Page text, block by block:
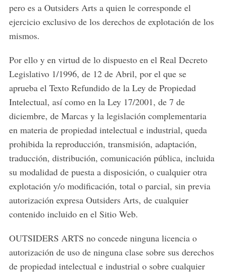
pero es a Outsiders Arts a quien le corresponde el
ejercicio exclusivo de los derechos de explotación de los
mismos.
Por ello y en virtud de lo dispuesto en el Real Decreto
Legislativo 1/1996, de 12 de Abril, por el que se
aprueba el Texto Refundido de la Ley de Propiedad
Intelectual, así como en la Ley 17/2001, de 7 de
diciembre, de Marcas y la legislación complementaria
en materia de propiedad intelectual e industrial, queda
prohibida la reproducción, transmisión, adaptación,
traducción, distribución, comunicación pública, incluida
su modalidad de puesta a disposición, o cualquier otra
explotación y/o modificación, total o parcial, sin previa
autorización expresa Outsiders Arts, de cualquier
contenido incluido en el Sitio Web.
OUTSIDERS ARTS no concede ninguna licencia o
autorización de uso de ninguna clase sobre sus derechos
de propiedad intelectual e industrial o sobre cualquier
S
e
a
r
c
h
o
: